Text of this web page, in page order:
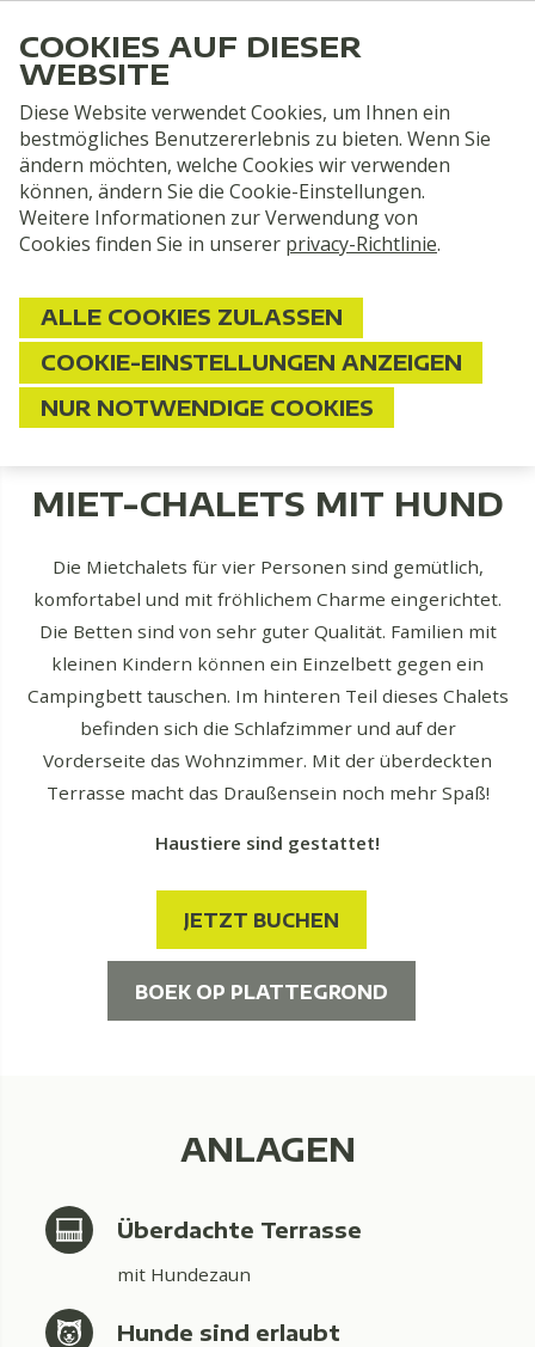
Miet-chalet
VIER PERSONEN MIT HUND
MIET-CHALETS MIT HUND
Die Mietchalets für vier Personen sind gemütlich,
komfortabel und mit fröhlichem Charme eingerichtet.
Die Betten sind von sehr guter Qualität. Familien mit
kleinen Kindern können ein Einzelbett gegen ein
Campingbett tauschen. Im hinteren Teil dieses Chalets
befinden sich die Schlafzimmer und auf der
Vorderseite das Wohnzimmer. Mit der überdeckten
Terrasse macht das Draußensein noch mehr Spaß!
Haustiere sind gestattet!
JETZT BUCHEN
BOEK OP PLATTEGROND
ANLAGEN
Überdachte Terrasse
mit Hundezaun
Hunde sind erlaubt
COOKIES AUF DIESER
WEBSITE
Diese Website verwendet Cookies, um Ihnen ein
bestmögliches Benutzererlebnis zu bieten. Wenn Sie
ändern möchten, welche Cookies wir verwenden
können, ändern Sie die Cookie-Einstellungen.
Weitere Informationen zur Verwendung von
Cookies finden Sie in unserer privacy-Richtlinie.
ALLE COOKIES ZULASSEN
COOKIE-EINSTELLUNGEN ANZEIGEN
NUR NOTWENDIGE COOKIES